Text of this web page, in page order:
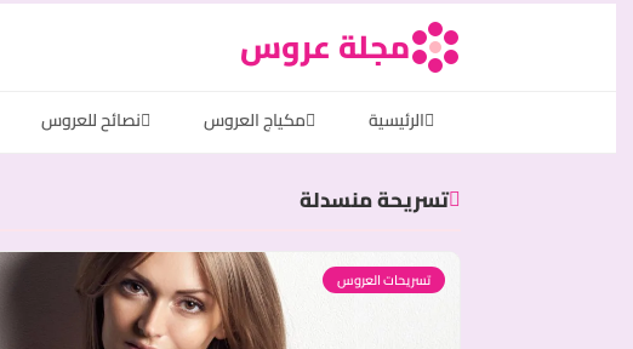
مجلة عروس
الرئيسية مكياج العروس نصائح للعروس
تسريحة منسدلة
تسريحات العروس